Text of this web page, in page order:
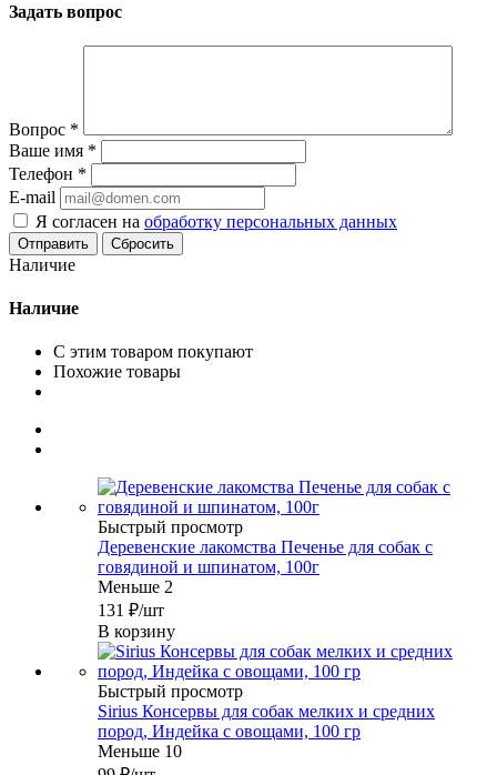
Задать вопрос
Вопрос *
Ваше имя *
Телефон *
E-mail
Я согласен на обработку персональных данных
Сбросить
Наличие
Наличие
С этим товаром покупают
Похожие товары
Быстрый просмотр
Деревенские лакомства Печенье для собак с
говядиной и шпинатом, 100г
Меньше 2
131 ₽/шт
В корзину
Быстрый просмотр
Sirius Консервы для собак мелких и средних
пород, Индейка с овощами, 100 гр
Меньше 10